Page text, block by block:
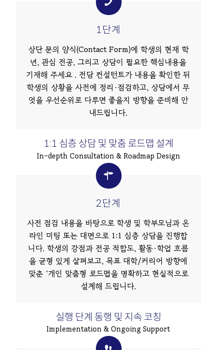
1단계
상단 문의 양식(Contact Form)에 학생의 현재 학
년, 관심 전공, 그리고 상담이 필요한 핵심내용을
기재해 주세요 . 전담 컨설턴트가 내용을 확인한 뒤
학생의 상황을 사전에 정리·점검하고, 상담에서 무
엇을 우선순위로 다루면 좋을지 방향을 준비해 안
내드립니다.
1:1 심층 상담 및 맞춤 로드맵 설계
In-depth Consultation & Roadmap Design
2단계
사전 점검 내용을 바탕으로 학생 및 학부모님과 온
라인 미팅 또는 대면으로 1:1 심층 상담을 진행합
니다. 학생의 강점과 전공 적합도, 활동·학업 흐름
을 균형 있게 살펴보고, 목표 대학/커리어 방향에
맞춘 ‘개인 맞춤형 로드맵을 명확하고 현실적으로
설계해 드립니다.
실행 단계 동행 및 지속 코칭
Implementation & Ongoing Support